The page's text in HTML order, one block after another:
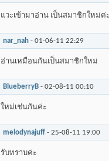
แวะเข้ามาอ่าน เป็นสมาชิกใหม่ค่ะ
nar_nah- 01-06-11 22:29
อ่านเหมือนกันเป็นสมาชิกใหม่
BlueberryB- 02-08-11 00:10
ใหม่เช่นกันค่ะ
melodynajuff- 25-08-11 19:00
รับทราบค่ะ